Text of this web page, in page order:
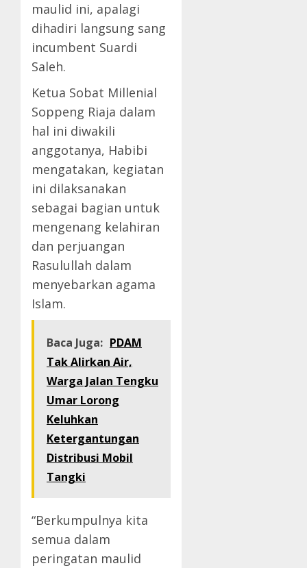
maulid ini, apalagi
dihadiri langsung sang
incumbent Suardi
Saleh.
Ketua Sobat Millenial
Soppeng Riaja dalam
hal ini diwakili
anggotanya, Habibi
mengatakan, kegiatan
ini dilaksanakan
sebagai bagian untuk
mengenang kelahiran
dan perjuangan
Rasulullah dalam
menyebarkan agama
Islam.
Baca Juga: PDAM
Tak Alirkan Air,
Warga Jalan Tengku
Umar Lorong
Keluhkan
Ketergantungan
Distribusi Mobil
Tangki
“Berkumpulnya kita
semua dalam
peringatan maulid